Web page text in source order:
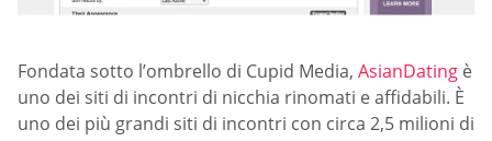
Fondata sotto l’ombrello di Cupid Media, AsianDating è
uno dei siti di incontri di nicchia rinomati e affidabili. È
uno dei più grandi siti di incontri con circa 2,5 milioni di